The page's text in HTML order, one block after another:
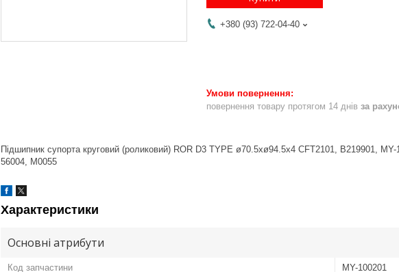
+380 (93) 722-04-40
повернення товару протягом 14 днів за
Підшипник супорта круговий (роликовий) ROR D3 TYPE ø70.5xø94.5x4 CFT2101, B219901,
56004, M0055
Характеристики
Основні атрибути
Код запчастини MY-100201